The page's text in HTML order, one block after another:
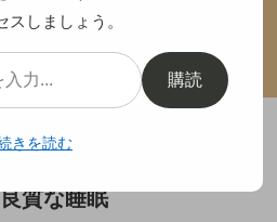
サイトマップ
質な睡眠
スしましょう。
購読
きを読む